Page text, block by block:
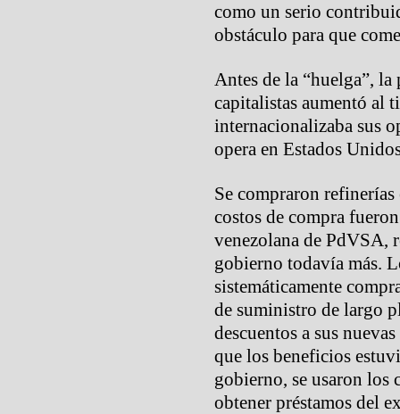
como un serio
obstáculo para que
Antes de la “huelga”,
capitalistas aumentó al
internacionalizaba sus
opera en Estados
Se compraron
costos de compra
venezolana de PdVSA,
gobierno todavía más.
sistemáticamente
de suministro de largo
descuentos a sus
que los beneficios
gobierno, se usaron los
obtener préstamos del